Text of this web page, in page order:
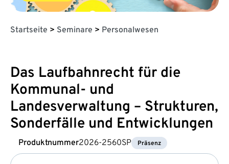
Startseite > Seminare > Personalwesen
Das Laufbahnrecht für die
Kommunal- und
Landesverwaltung – Strukturen,
Sonderfälle und Entwicklungen
Produktnummer2026-2560SP Präsenz